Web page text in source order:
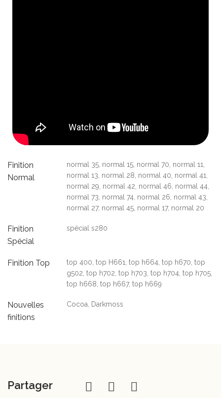
Finition
Normal
normal 35, normal 15, normal 70, normal 11,
normal 13, normal 28, normal 40, normal 41,
normal 29, normal 42, normal 46, normal 44,
normal 73, normal 74, normal 26, normal 43,
normal 27, normal 45, normal 17, normal 20
Finition
Spécial
spécial s280
Finition Top
top 400, top H661, top h664, top h670, top
g502, top h702, top h703, top h704, top h705,
top h668, top h667, top h669
Nouvelles
finitions
Cocoa, Darkmoss
Partager